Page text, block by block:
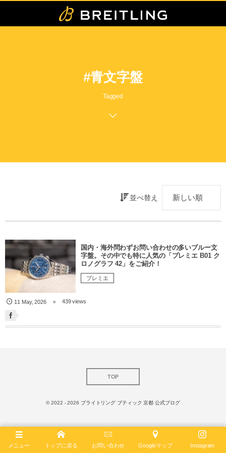
#青文字盤
Tagged
並べ替え
国内・海外問わずお問い合わせの多いブルー文
字盤。その中でも特に人気の「プレミエ B01 ク
ロノグラフ 42」をご紹介！
プレミエ
11 May,2026 439 views
TOP
© 2022 - 2026 ブライトリング ブティック 京都 公式ブログ
メニュー トップに戻る お問い合わせ Googleマップ Instagram